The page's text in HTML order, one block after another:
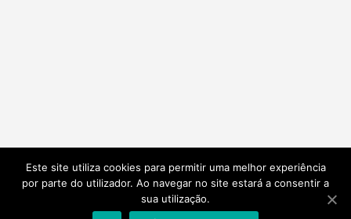
Este site utiliza cookies para permitir uma melhor experiência
por parte do utilizador. Ao navegar no site estará a consentir a
sua utilização.